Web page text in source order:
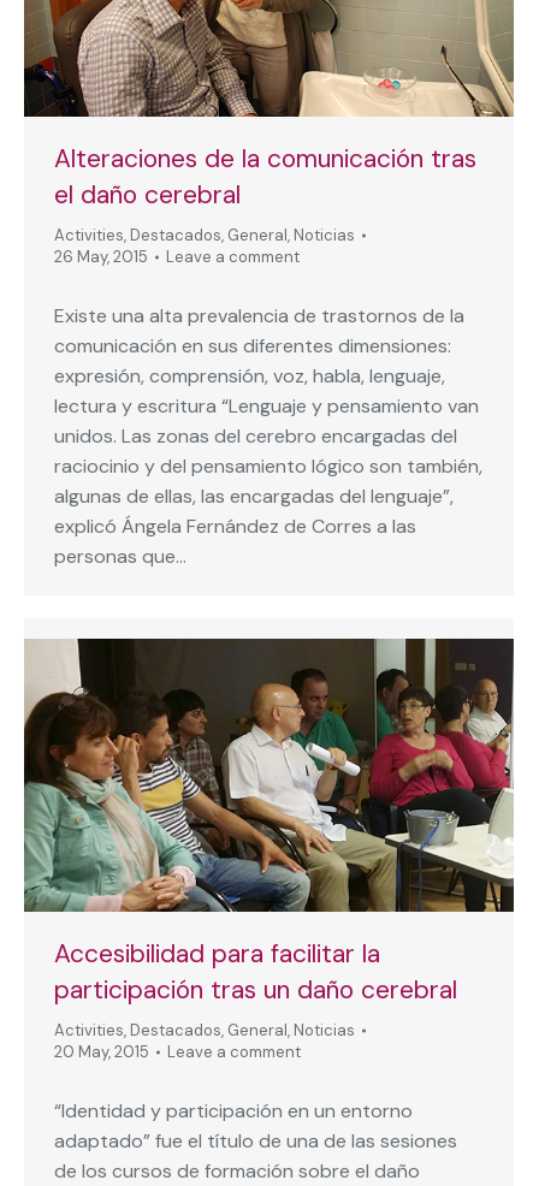
Alteraciones de la comunicación tras
el daño cerebral
Activities, Destacados, General, Noticias
26 May, 2015
Leave a comment
Existe una alta prevalencia de trastornos de la
comunicación en sus diferentes dimensiones:
expresión, comprensión, voz, habla, lenguaje,
lectura y escritura “Lenguaje y pensamiento van
unidos. Las zonas del cerebro encargadas del
raciocinio y del pensamiento lógico son también,
algunas de ellas, las encargadas del lenguaje”,
explicó Ángela Fernández de Corres a las
personas que…
Accesibilidad para facilitar la
participación tras un daño cerebral
Activities, Destacados, General, Noticias
20 May, 2015
Leave a comment
“Identidad y participación en un entorno
adaptado” fue el título de una de las sesiones
de los cursos de formación sobre el daño